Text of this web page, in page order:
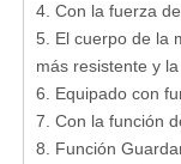
4. Con la fuerza
5. El cuerpo de la
más resistente y
6. Equipado con
7. Con la función
8. Función